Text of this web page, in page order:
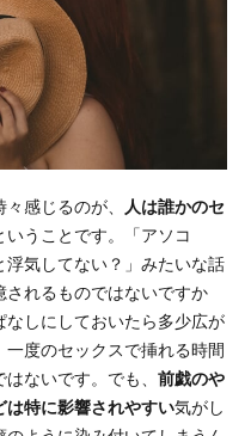
感じるのが、
人は誰かのセ
いうことです。「アソコ
浮気してない？」みたいな話
されるものではないですか
なしにしておいたら多少広が
度のセックスで挿れる時間
ないです。でも、 前戯のや
は特に影響されやすい気がし